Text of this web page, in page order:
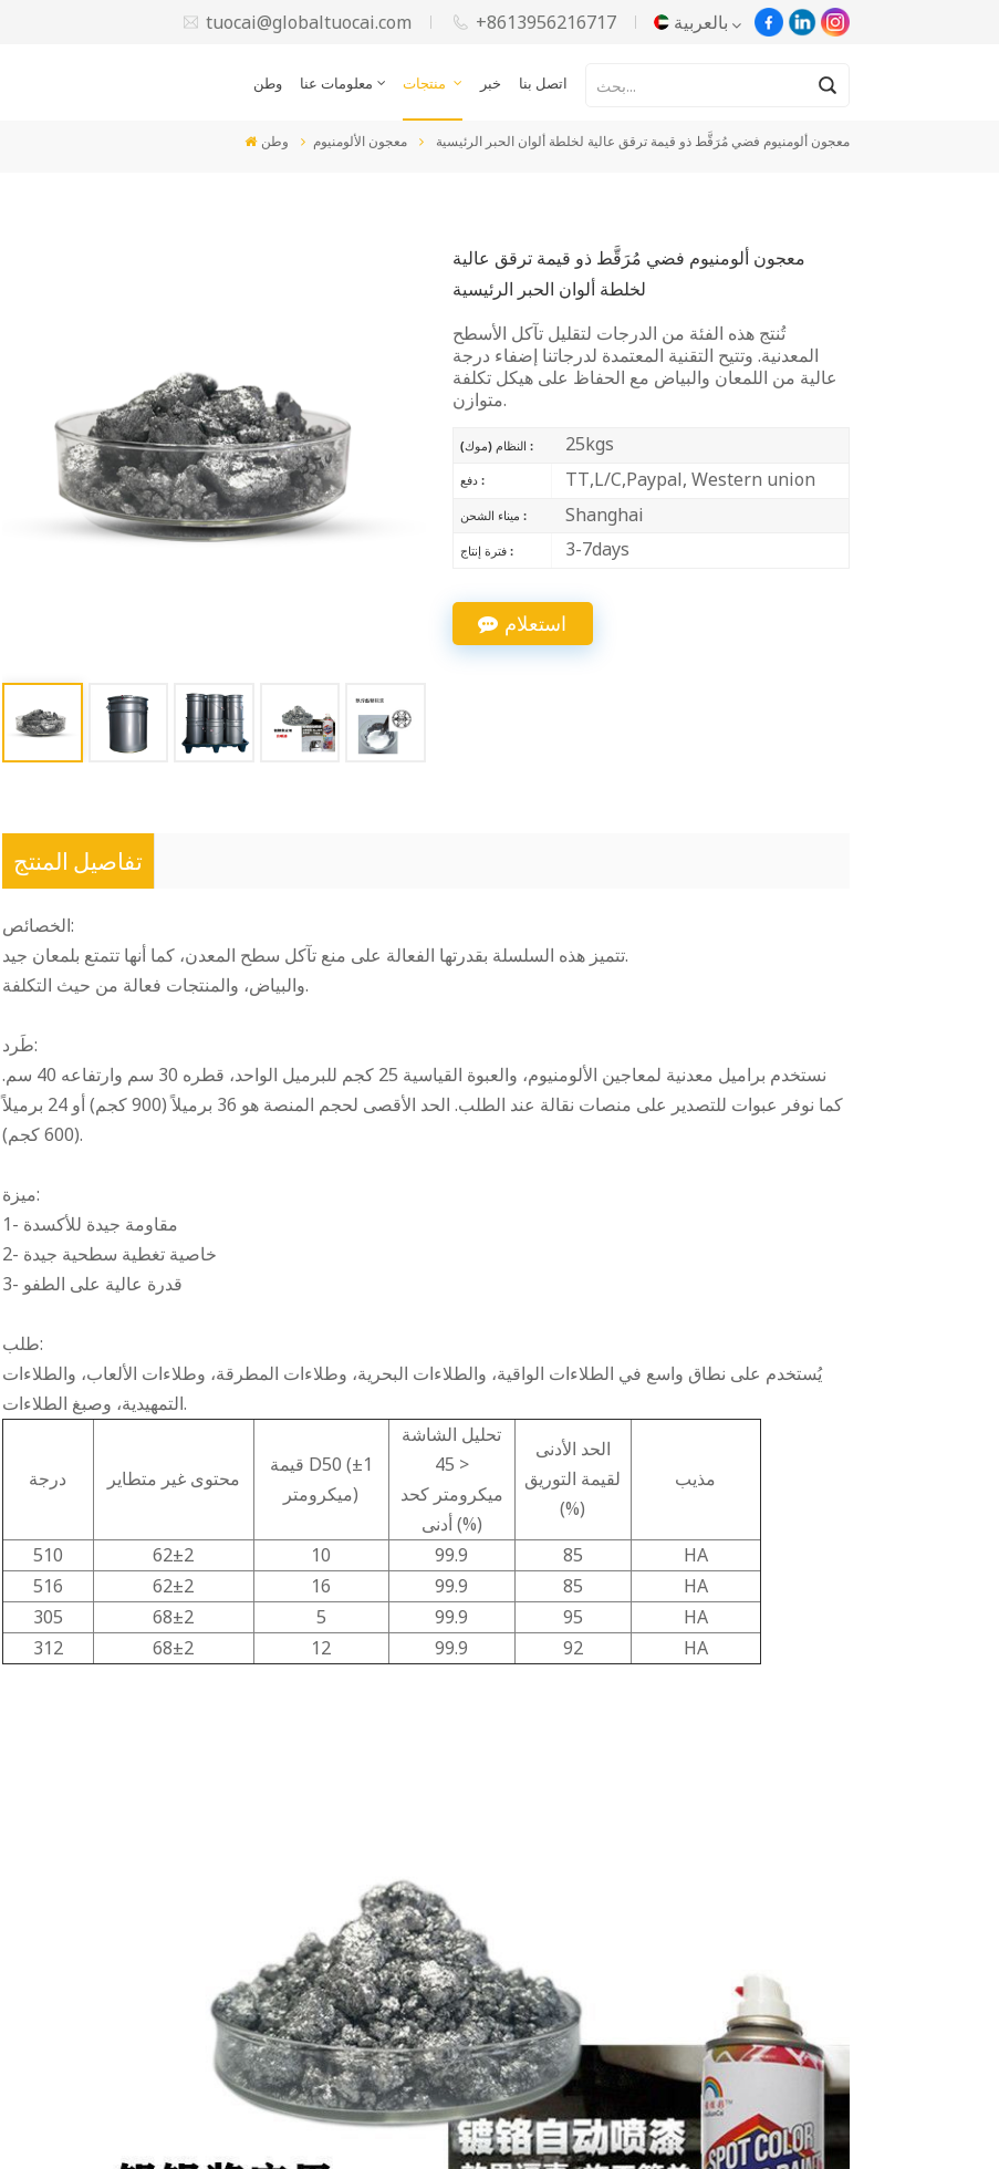
tuocai@globaltuocai.com +8613956216717 بالعربية
Português
Türkçe
بالعربية
وطن معلومات عنا خبر اتصل بنا
وطن معجون الألومنيوم معجون ألومنيوم فضي مُرَقَّط ذو قيمة ترقق عالية لخلطة ألوان الحبر الرئيسية
معجون ألومنيوم فضي مُرَقَّط ذو قيمة ترقق عالية
لخلطة ألوان الحبر الرئيسية
تُنتج هذه الفئة من الدرجات لتقليل تآكل الأسطح
المعدنية. وتتيح التقنية المعتمدة لدرجاتنا إضفاء درجة
عالية من اللمعان والبياض مع الحفاظ على هيكل تكلفة
متوازن.
النظام (موك) : 25kgs
دفع : TT,L/C,Paypal, Western union
ميناء الشحن : Shanghai
فترة إنتاج : 3-7days
استعلام
تفاصيل المنتج
الخصائص:
تتميز هذه السلسلة بقدرتها الفعالة على منع تآكل سطح المعدن، كما أنها تتمتع بلمعان جيد.
والبياض، والمنتجات فعالة من حيث التكلفة.
طَرد:
نستخدم براميل معدنية لمعاجين الألومنيوم، والعبوة القياسية 25 كجم للبرميل الواحد، قطره 30 سم وارتفاعه 40 سم.
كما نوفر عبوات للتصدير على منصات نقالة عند الطلب. الحد الأقصى لحجم المنصة هو 36 برميلاً (900 كجم) أو 24 برميلاً
(600 كجم).
ميزة:
1- مقاومة جيدة للأكسدة
2- خاصية تغطية سطحية جيدة
3- قدرة عالية على الطفو
طلب:
يُستخدم على نطاق واسع في الطلاءات الواقية، والطلاءات البحرية، وطلاءات المطرقة، وطلاءات الألعاب، والطلاءات
التمهيدية، وصبغ الطلاءات.
درجة محتوى غير متطاير
قيمة D50 (±1
ميكرومتر)
تحليل الشاشة
< 45
ميكرومتر كحد
أدنى (%)
الحد الأدنى
لقيمة التوريق
(%)
مذيب
510 62±2 10 99.9 85
HA
516
62±2 16 99.9 85
HA
305
68±2 5 99.9 95
HA
312
68±2 12 99.9 92 HA